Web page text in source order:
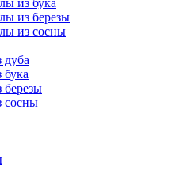
из бука
из березы
из сосны
дуба
березы
сосны